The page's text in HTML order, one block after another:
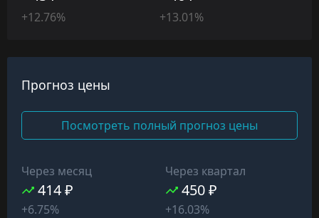
+12.76% +13.01%
Прогноз цены
Посмотреть полный прогноз цены
Через месяц
414 ₽
+6.75%
Через квартал
450 ₽
+16.03%